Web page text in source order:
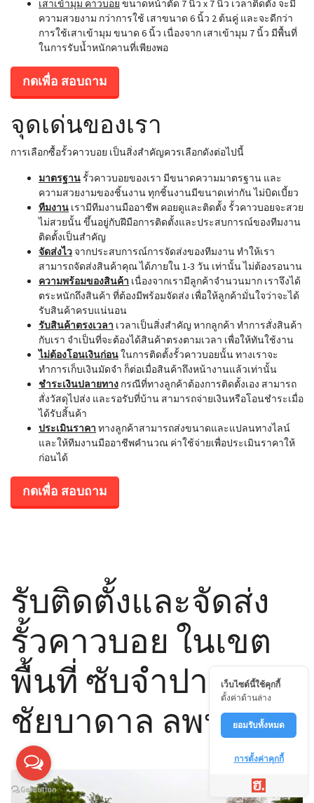
เสาเข้ามุม คาวบอย ขนาดหน้าตัด 7 นิ้ว x 7 นิ้ว เวลาติดตั้ง จะมี
ความสวยงาม กว่าการใช้ เสาขนาด 6 นิ้ว 2 ต้นคู่ และจะดีกว่า
การใช้เสาเข้ามุม ขนาด 6 นิ้ว เนื่องจาก เสาเข้ามุม 7 นิ้ว มีพื้นที่
ในการรับน้ำหนักคานที่เพียงพอ
กดเพื่อ สอบถาม
จุดเด่นของเรา
การเลือกซื้อรั้วคาวบอย เป็นสิ่งสำคัญควรเลือกดังต่อไปนี้
มาตรฐานรั้วคาวบอยของเรา มีขนาดความมาตรฐาน และ
ความสวยงามของชิ้นงาน ทุกชิ้นงานมีขนาดเท่ากัน ไม่บิดเบี้ยว
ทีมงาน เรามีทีมงานมืออาชีพ คอยดูและติดตั้ง รั้วคาวบอยจะสวย
ไม่สวยนั้น ขึ้นอยู่กับฝีมือการติดตั้งและประสบการณ์ของทีมงาน
ติดตั้งเป็นสำคัญ
จัดส่งไว จากประสบการณ์การจัดส่งของทีมงาน ทำให้เรา
สามารถจัดส่งสินค้าคุณ ได้ภายใน 1-3 วัน เท่านั้น ไม่ต้องรอนาน
ความพร้อมของสินค้า เนื่องจากเรามีลูกค้าจำนวนมาก เราจึงได้
ตระหนักถึงสินค้า ที่ต้องมีพร้อมจัดส่ง เพื่อให้ลูกค้ามั่นใจว่าจะได้
รับสินค้าครบแน่นอน
รับสินค้าตรงเวลา เวลาเป็นสิ่งสำคัญ หากลูกค้า ทำการสั่งสินค้า
กับเรา จำเป็นที่จะต้องได้สินค้าตรงตามเวลา เพื่อให้ทันใช้งาน
ไม่ต้องโอนเงินก่อนในการติดตั้งรั้วคาวบอยนั้น ทางเราจะ
ทำการเก็บเงินมัดจำ ก็ต่อเมื่อสินค้าถึงหน้างานแล้วเท่านั้น
ชำระเงินปลายทาง กรณีที่ทางลูกค้าต้องการติดตั้งเอง สามารถ
สั่งวัสดุไปส่ง และรอรับที่บ้าน สามารถจ่ายเงินหรือโอนชำระเมื่อ
ได้รับสิ้นค้า
ประเมินราคา ทางลูกค้าสามารถส่งขนาดและแปลนทางไลน์
และให้ทีมงานมืออาชีพคำนวณ ค่าใช้จ่ายเพื่อประเมินราคาให้
ก่อนได้
กดเพื่อ สอบถาม
รับติดตั้งและจัดส่ง
รั้วคาวบอย ในเขต
พื้นที่ ซับจำปา
ชัยบาดาล ลพบุรี
เว็บไซต์นี้ใช้คุกกี้
ตั้งค่าด้านล่าง
ยอมรับทั้งหมด
การตั้งค่าคุกกี้